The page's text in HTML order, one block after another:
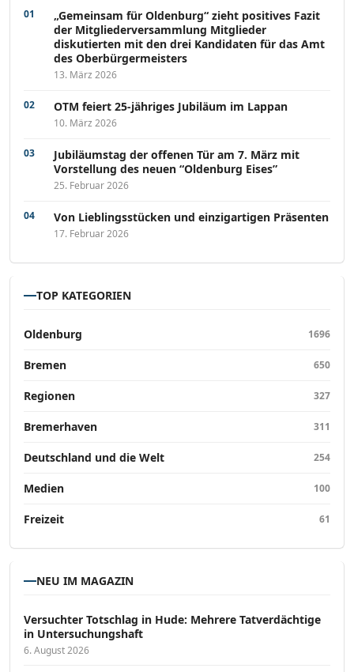
„Gemeinsam für Oldenburg“ zieht positives Fazit
der Mitgliederversammlung Mitglieder
diskutierten mit den drei Kandidaten für das Amt
des Oberbürgermeisters
13. März 2026
OTM feiert 25-jähriges Jubiläum im Lappan
10. März 2026
Jubiläumstag der offenen Tür am 7. März mit
Vorstellung des neuen “Oldenburg Eises”
25. Februar 2026
Von Lieblingsstücken und einzigartigen Präsenten
17. Februar 2026
TOP KATEGORIEN
Oldenburg 1696
Bremen 650
Regionen 327
Bremerhaven 311
Deutschland und die Welt 254
Medien 100
Freizeit 61
NEU IM MAGAZIN
Versucht­er Totschlag in Hude: Mehrere Tatverdächtige
in Untersuchungshaft
6. August 2026